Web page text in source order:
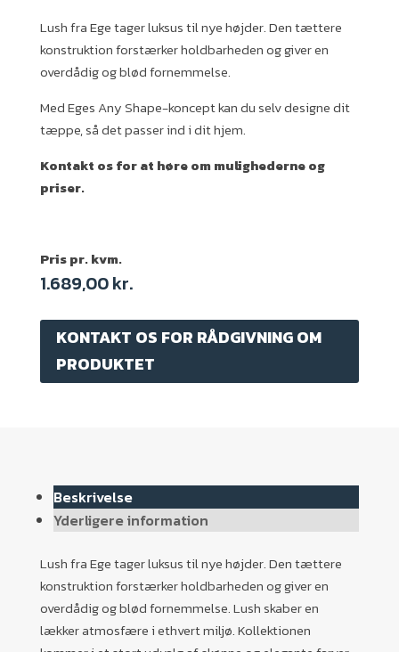
Lush fra Ege tager luksus til nye højder. Den tættere
konstruktion forstærker holdbarheden og giver en
overdådig og blød fornemmelse.
Med Eges Any Shape-koncept kan du selv designe dit
tæppe, så det passer ind i dit hjem.
Kontakt os for at høre om mulighederne og
priser.
Pris pr. kvm.
1.689,00kr.
KONTAKT OS FOR RÅDGIVNING OM
PRODUKTET
Beskrivelse
Yderligere information
Lush fra Ege tager luksus til nye højder. Den tættere
konstruktion forstærker holdbarheden og giver en
overdådig og blød fornemmelse. Lush skaber en
lækker atmosfære i ethvert miljø. Kollektionen